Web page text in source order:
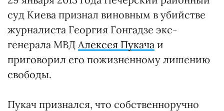
суд Киева признал виновным в убийстве
журналиста Георгия Гонгадзе экс-
генерала МВД Алексея Пукача и
приговорил его пожизненному лишению
свободы.
Пукач признался, что собственноручно